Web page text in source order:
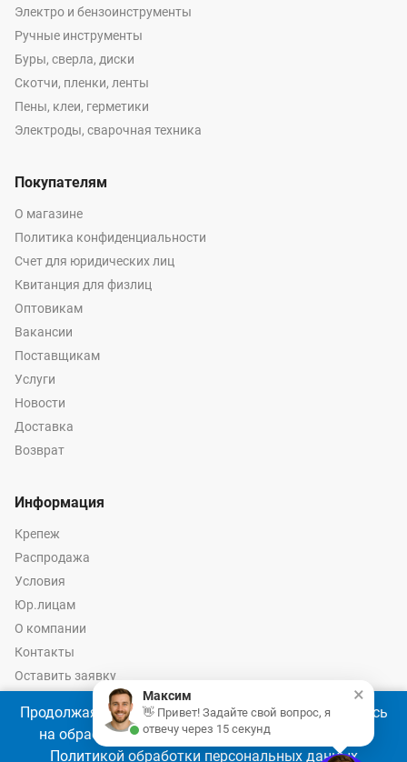
Электро и бензоинструменты
Ручные инструменты
Буры, сверла, диски
Скотчи, пленки, ленты
Пены, клеи, герметики
Электроды, сварочная техника
Покупателям
О магазине
Политика конфиденциальности
Счет для юридических лиц
Квитанция для физлиц
Оптовикам
Вакансии
Поставщикам
Услуги
Новости
Доставка
Возврат
Информация
Крепеж
Распродажа
Условия
Юр.лицам
О компании
Контакты
Оставить заявку
Калькулятор крепежа
Продолжая использовать наш сайт, Вы соглашаетесь
на обработку файлов cookie 🍪 в соответствии с
Политикой обработки персональных данных
×
Максим
👋 Привет! Задайте свой вопрос, я
отвечу через 15 секунд